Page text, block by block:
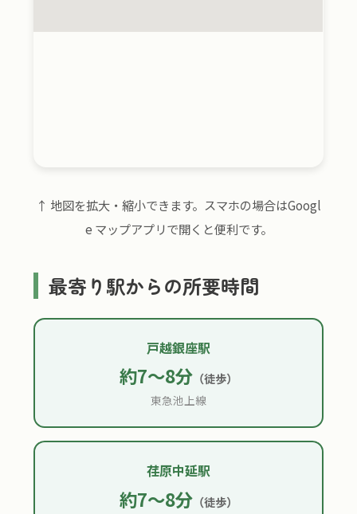
↑ 地図を拡大・縮小できます。スマホの場合はGoogl
e マップアプリで開くと便利です。
最寄り駅からの所要時間
戸越銀座駅
約7〜8分 （徒歩）
東急池上線
荏原中延駅
約7〜8分 （徒歩）